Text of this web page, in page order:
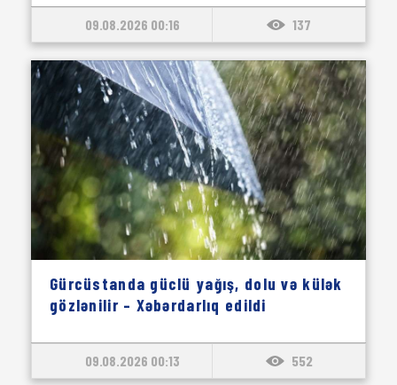
09.08.2026 00:16 137
Gürcüstanda güclü yağış, dolu və külək
gözlənilir – Xəbərdarlıq edildi
09.08.2026 00:13 552